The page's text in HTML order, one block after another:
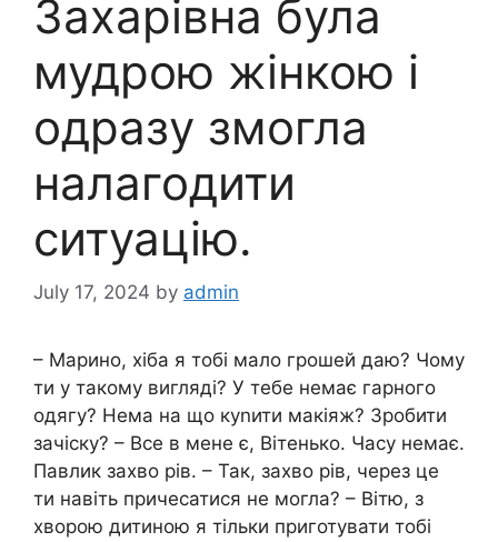
Захарівна була
мудрою жінкою і
одразу змогла
налагодити
ситуацію.
July 17, 2024 by admin
– Марино, хіба я тобі мало грошей даю? Чому
ти у такому вигляді? У тебе немає гарного
одягу? Нема на що куnити макіяж? Зробити
зачіску? – Все в мене є, Вітенько. Часу немає.
Павлик захво рів. – Так, захво рів, через це
ти навіть причесатися не могла? – Вітю, з
хворою дитиною я тільки приготувати тобі